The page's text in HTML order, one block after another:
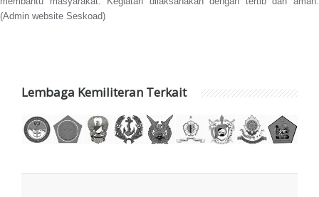
(Admin website Seskoad)
Lembaga Kemiliteran Terkait